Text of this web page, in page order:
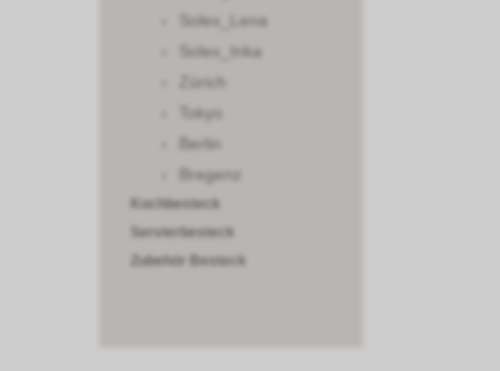
Solex_Lena
Solex_Inka
Zürich
Tokyo
Berlin
Bregenz
Kochbesteck
Servierbesteck
Zubehör Besteck